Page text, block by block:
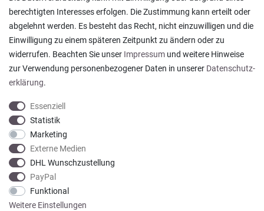
Ein einfach toller Service - prompte Lieferung und
sogar mit Pflegehinweis!
Datum der Veröffentlichung: 05.08.2026
Datum der Kauferfahrung: 29.07.2026
922 Bewertungen
berechtigten Interesses erfolgen. Die Zustimmung kann erteilt oder
abgelehnt werden. Es besteht das Recht, nicht einzuwilligen und die
Einwilligung zu einem späteren Zeitpunkt zu ändern oder zu
widerrufen. Beachten Sie unser Impressum und weitere Hinweise
zur Verwendung personenbezogener Daten in unserer Daten­schutz­
erklärung.
Essenziell
Statistik
Marketing
Externe Medien
DHL Wunschzustellung
PayPal
Funktional
Weitere Einstellungen